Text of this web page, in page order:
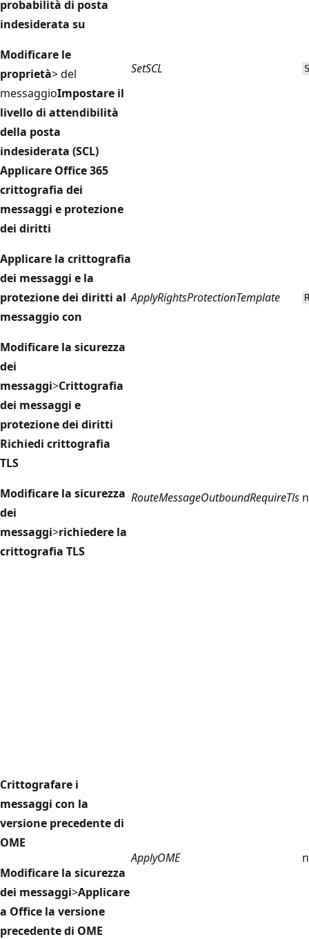
probabilità di posta
indesiderata su
Modificare le
proprietà> del
messaggioImpostare il
livello di attendibilità
della posta
indesiderata (SCL)
SetSCL
Applicare Office 365
crittografia dei
messaggi e protezione
dei diritti
Applicare la crittografia
dei messaggi e la
protezione dei diritti al
messaggio con
Modificare la sicurezza
dei
messaggi>Crittografia
dei messaggi e
protezione dei diritti
ApplyRightsProtectionTemplate
Richiedi crittografia
TLS
Modificare la sicurezza
dei
messaggi>richiedere la
crittografia TLS
RouteMessageOutboundRequireTls
Crittografare i
messaggi con la
versione precedente di
OME
Modificare la sicurezza
dei messaggi>Applicare
a Office la versione
precedente di OME
ApplyOME